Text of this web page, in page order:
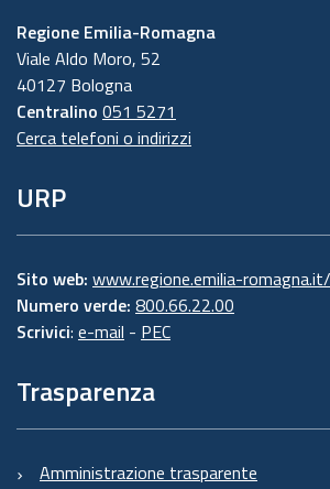
Regione Emilia-Romagna
Viale Aldo Moro, 52
40127 Bologna
Centralino 051 5271
Cerca telefoni o indirizzi
URP
Sito web: www.regione.emilia-
Numero verde: 800.66.22.00
Scrivici: e-mail - PEC
Trasparenza
Amministrazione trasparente